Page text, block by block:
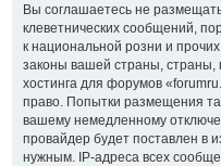
Вы соглашаетесь не
клеветнических сообщений,
к национальной розни и
законы вашей страны, страны,
хостинга для форумов
право. Попытки размещения
вашему немедленному
провайдер будет поставлен в
нужным. IP-адреса всех